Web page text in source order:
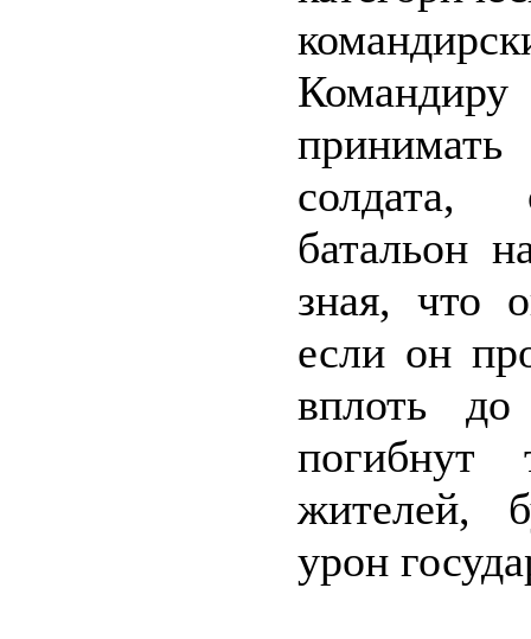
Командиру
солдата,
батальон
зная, что
если он
вплоть до
жителей,
урон